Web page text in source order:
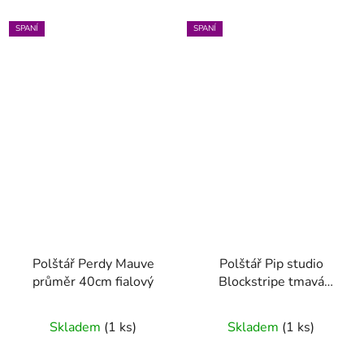
SPANÍ
Polštář Perdy Mauve
průměr 40cm fialový
Skladem (1 ks)
SPANÍ
Polštář Pip studio
Blockstripe tmavá
Skladem (1 ks)